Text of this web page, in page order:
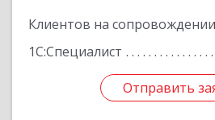
Клиентов на сопровождении
1С:Специалист
Отправить
Отправить